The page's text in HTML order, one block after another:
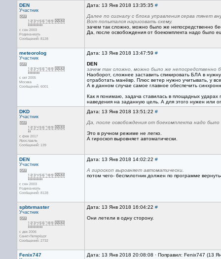
DEN
Участник
с сен 2003
Родина-мать
Сообщений: 8128
Дата: 13 Янв 2018 13:35:35 #
Далее по сигналу с блока управления серва тянет
Вот попытался нарисовать схему.
зачем так сложно, можно было же непосредственно
Да, после освобождения от боекомплекта надо было
meteorolog
Участник
с окт 2005
Москва
Сообщений: 6001
Дата: 13 Янв 2018 13:47:59 #
DEN
зачем так сложно, можно было же непосредственно
Наоборот, сложнее заставить спикировать БЛА в
отработать манёвр. Плюс ветер нужно учитывать, у
А в данном случае самое главное обеспечить
Как я понимаю, задача ставилась в площадных
наведения на заданную цель. А для этого нужен или
DKD
Участник
с фев 2017
Ярославль
Сообщений: 139
Дата: 13 Янв 2018 13:51:22 #
Да, после освобождения от боекомплекта надо
Это в ручном режиме не легко.
А гироскоп выровняет автоматически.
DEN
Участник
с сен 2003
Родина-мать
Сообщений: 8128
Дата: 13 Янв 2018 14:02:22 #
А гироскоп выровняет автоматически.
потом чего- беспилотник должен по программе
spbtvmaster
Участник
с дек 2006
Санкт-Петербург
Сообщений: 2732
Дата: 13 Янв 2018 16:04:22 #
Они летели в одну сторону.
Fenix747
Дата: 13 Янв 2018 20:08:08 · Поправил: Fenix747 (13